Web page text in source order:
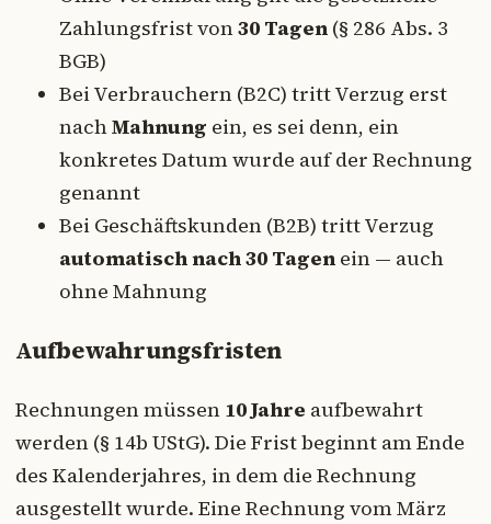
Zahlungsfrist von30 Tagen (§ 286 Abs. 3
BGB)
Bei Verbrauchern (B2C) tritt Verzug erst
nachMahnung ein, es sei denn, ein
konkretes Datum wurde auf der Rechnung
genannt
Bei Geschäftskunden (B2B) tritt Verzug
automatisch nach 30 Tagen ein — auch
ohne Mahnung
Aufbewahrungsfristen
Rechnungen müssen 10 Jahre aufbewahrt
werden (§ 14b UStG). Die Frist beginnt am Ende
des Kalenderjahres, in dem die Rechnung
ausgestellt wurde. Eine Rechnung vom März